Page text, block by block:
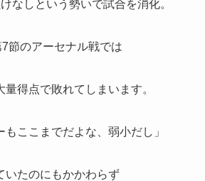
なしという勢いで試合を消化。
節のアーセナル戦では
量得点で敗れてしまいます。
もここまでだよな、弱小だし」
いたのにもかかわらず